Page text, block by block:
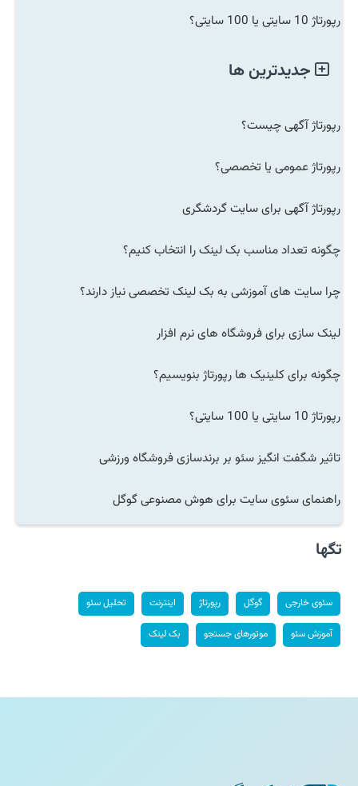
رپورتاژ 10 سایتی یا 100 سایتی؟
جدیدترین ها
رپورتاژ آگهی چیست؟
رپورتاژ عمومی یا تخصصی؟
رپورتاژ آگهی برای سایت گردشگری
چگونه تعداد مناسب بک لینک را انتخاب کنیم؟
چرا سایت های آموزشی به بک لینک تخصصی نیاز دارند؟
لینک سازی برای فروشگاه های نرم افزار
چگونه برای کلینیک ها رپورتاژ بنویسیم؟
رپورتاژ 10 سایتی یا 100 سایتی؟
تاثیر شگفت انگیز سئو بر برندسازی فروشگاه ورزشی
راهنمای سئوی سایت برای هوش مصنوعی گوگل
تگها
سئوی خارجی گوگل رپورتاژ اینترنت تحلیل سئو
آموزش سئو موتورهای جستجو بک لینک